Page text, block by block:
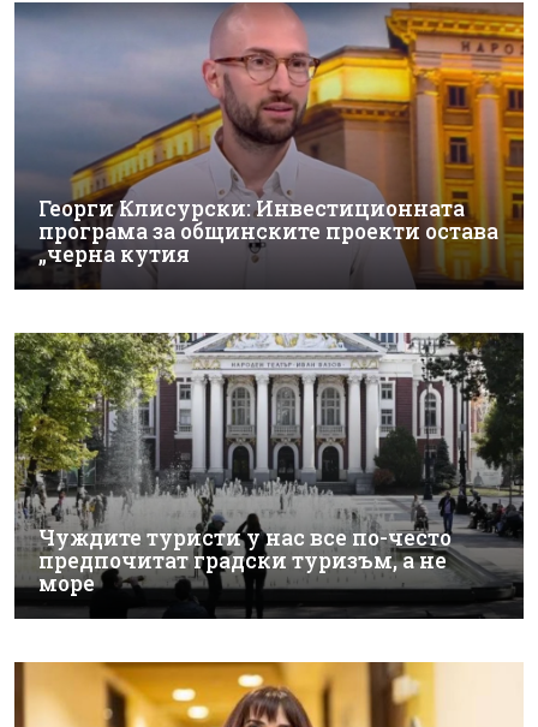
Георги Клисурски: Инвестиционната
програма за общинските проекти остава
„черна кутия
Чуждите туристи у нас все по-често
предпочитат градски туризъм, а не
море